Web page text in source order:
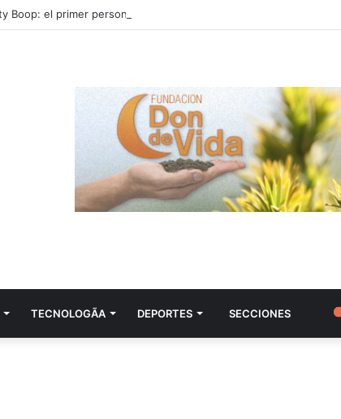
TECNOLOGÃ­A DEPORTES SECCIONES